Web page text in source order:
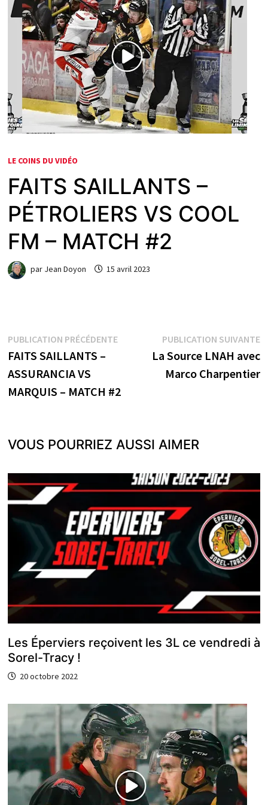
LE COINS DU VIDÉO
FAITS SAILLANTS –
PÉTROLIERS VS COOL
FM – MATCH #2
par Jean Doyon 15 avril 2023
Navigation
de
l’article
PUBLICATION PRÉCÉDENTEPublication
précédente :
FAITS SAILLANTS –
ASSURANCIA VS
MARQUIS – MATCH #2
PUBLICATION SUIVANTE
La Source LNAH avec
Marco Charpentier
VOUS POURRIEZ AUSSI AIMER
Les Éperviers reçoivent les 3L ce vendredi à
Sorel-Tracy !
20 octobre 2022